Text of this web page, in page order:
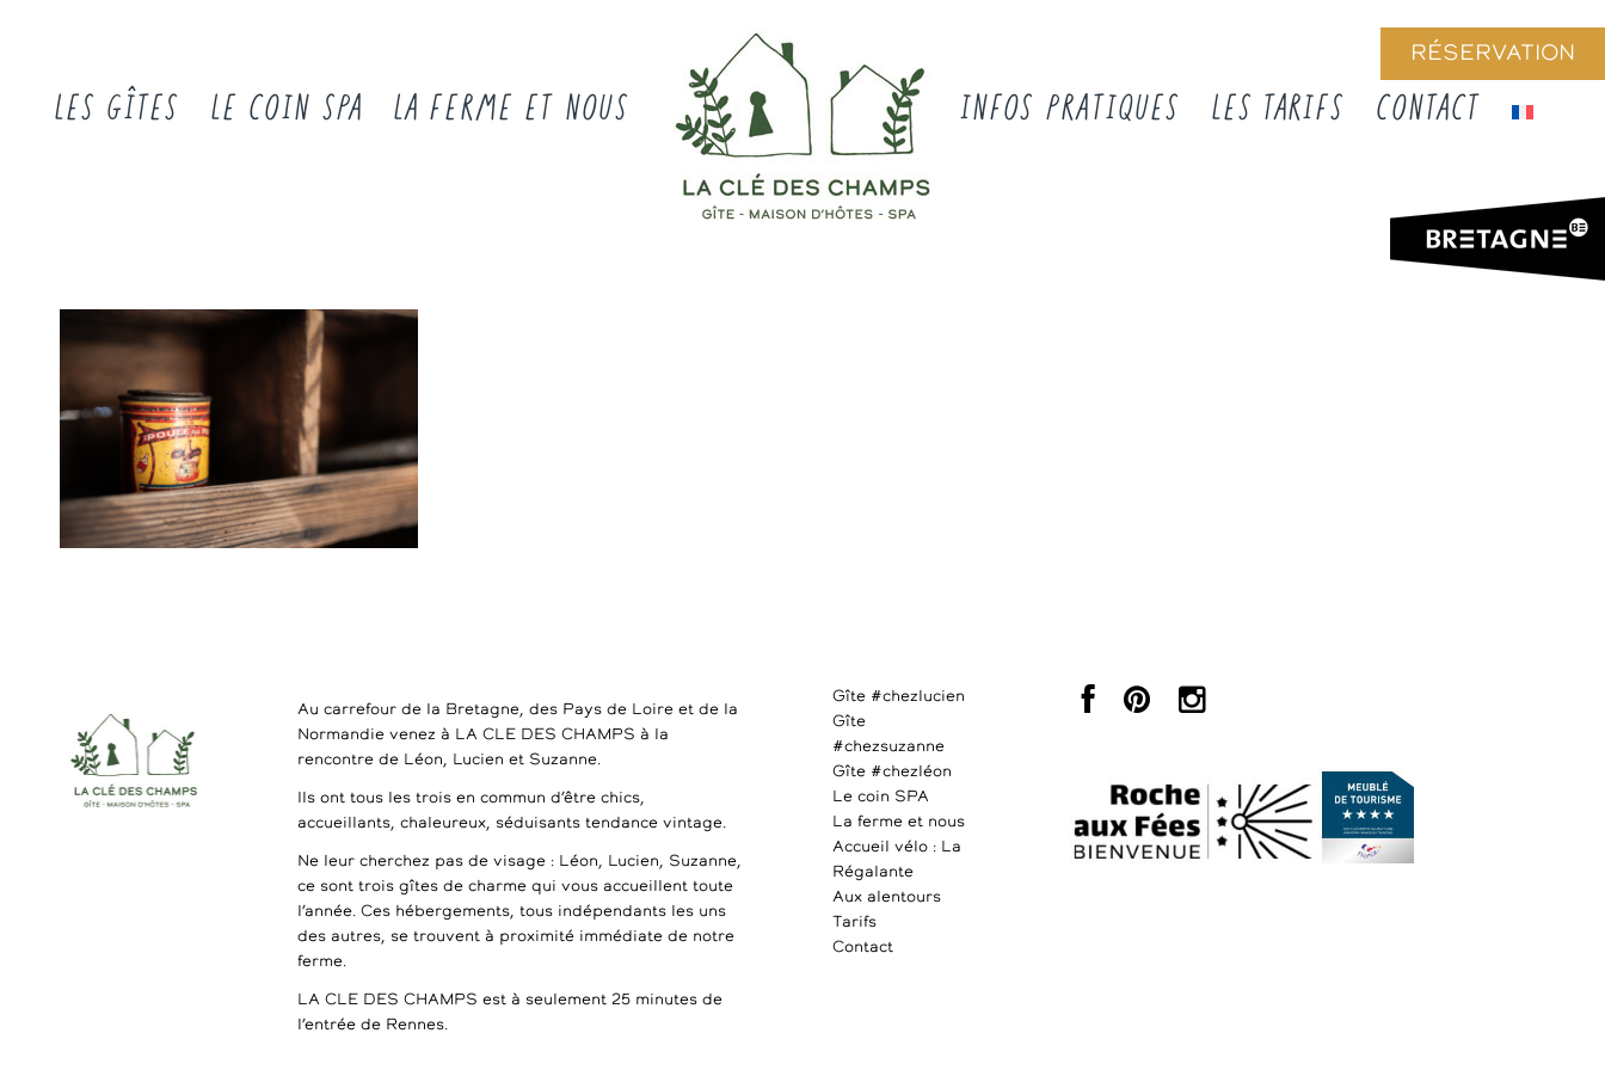
RÉSERVATION
LES GÎTES LE COIN SPA LA FERME ET NOUS INFOS PRATIQUES LES TARIFS CONTACT
Au carrefour de la Bretagne, des Pays de Loire et de la
Normandie venez à LA CLE DES CHAMPS à la
rencontre de Léon, Lucien et Suzanne.
Ils ont tous les trois en commun d’être chics,
accueillants, chaleureux, séduisants tendance vintage.
Ne leur cherchez pas de visage : Léon, Lucien, Suzanne,
ce sont trois gîtes de charme qui vous accueillent toute
l’année. Ces hébergements, tous indépendants les uns
des autres, se trouvent à proximité immédiate de notre
ferme.
LA CLE DES CHAMPS est à seulement 25 minutes de
l’entrée de Rennes.
Gîte #chezlucien
Gîte
#chezsuzanne
Gîte #chezléon
Le coin SPA
La ferme et nous
Accueil vélo : La
Régalante
Aux alentours
Tarifs
Contact